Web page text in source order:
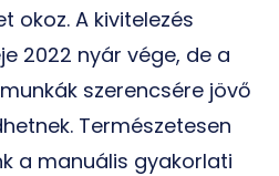
okoz. A kivitelezés
2022 nyár vége, de a
szerencsére jövő
Természetesen
a manuális gyakorlati